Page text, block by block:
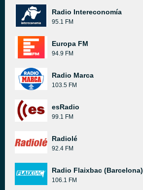
Radio Intereconomía
95.1 FM
Europa FM
94.9 FM
Radio Marca
103.5 FM
esRadio
99.1 FM
Radiolé
92.4 FM
Radio Flaixbac (Barcelona)
106.1 FM